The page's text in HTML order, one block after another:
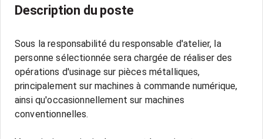
Description du poste
Sous la responsabilité du responsable d'atelier, la
personne sélectionnée sera chargée de réaliser des
opérations d'usinage sur pièces métalliques,
principalement sur machines à commande numérique,
ainsi qu'occasionnellement sur machines
conventionnelles.